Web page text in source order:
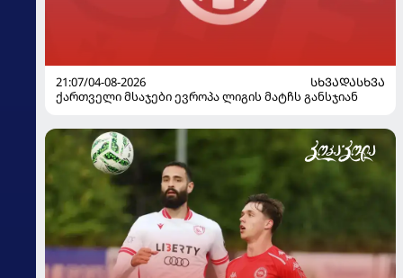
21:07/04-08-2026
ᲡᲮᲕᲐᲓᲐᲡᲮᲕᲐ
ქართველი მსაჯები ევროპა ლიგის მატჩს განსჯიან